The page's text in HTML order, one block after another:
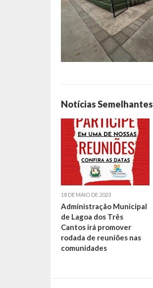
Notícias Semelhantes
18 DE MAIO DE 2023
Administração Municipal
de Lagoa dos Três
Cantos irá promover
rodada de reuniões nas
comunidades